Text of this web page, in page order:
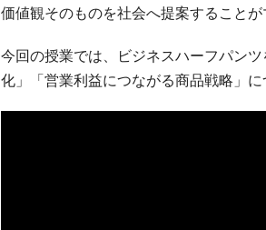
価値観そのものを社会へ提案すること
今回の授業では、ビジネスハーフパン
化」「営業利益につながる商品戦略」に